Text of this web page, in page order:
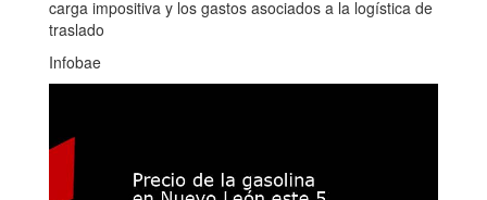
carga impositiva y los gastos asociados a la logística de
traslado
Infobae